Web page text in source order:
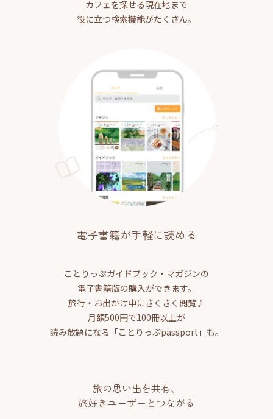
カフェを探せる現在地まで
役に立つ検索機能がたくさん。
電子書籍が手軽に読める
ことりっぷガイドブック・マガジンの
電子書籍版の購入ができます。
旅行・お出かけ中にさくさく閲覧♪
月額500円で100冊以上が
読み放題になる「ことりっぷpassport」も。
旅の思い出を共有、
旅好きユーザーとつながる